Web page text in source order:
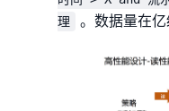
理
。数据量在亿